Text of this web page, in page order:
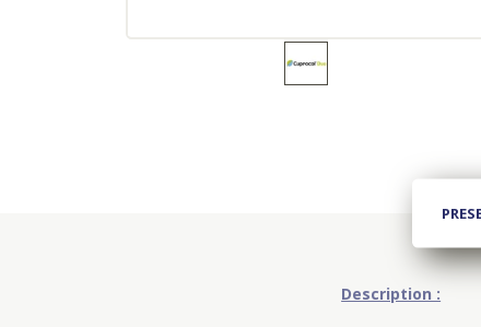
Description :